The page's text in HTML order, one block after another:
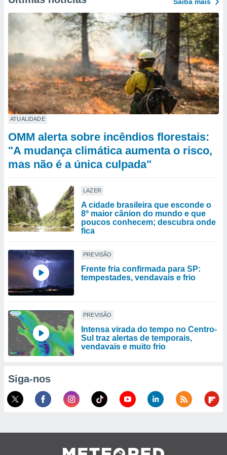
ATUALIDADE
OMM alerta sobre incêndios florestais:
"A mudança climática aumenta o risco,
mas não é a única culpada"
LAZER
A cidade brasileira que esconde o
8º maior cânion do mundo e que
poucos conhecem; descubra onde
fica
PREVISÃO
Frente fria confirmada para SP:
tempestades, vendavais e frio
PREVISÃO
Intensa virada do tempo no Centro-
Sul traz alertas de temporais,
vendavais e muito frio
Siga-nos